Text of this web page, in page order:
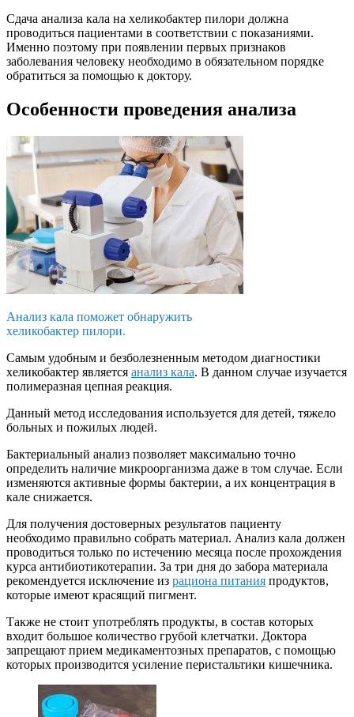
Сдача анализа кала на хеликобактер пилори должна
проводиться пациентами в соответствии с показаниями.
Именно поэтому при появлении первых признаков
заболевания человеку необходимо в обязательном порядке
обратиться за помощью к доктору.
Особенности проведения анализа
Анализ кала поможет обнаружить
хеликобактер пилори.
Самым удобным и безболезненным методом диагностики
хеликобактер является анализ кала. В данном случае изучается
полимеразная цепная реакция.
Данный метод исследования используется для детей, тяжело
больных и пожилых людей.
Бактериальный анализ позволяет максимально точно
определить наличие микроорганизма даже в том случае. Если
изменяются активные формы бактерии, а их концентрация в
кале снижается.
Для получения достоверных результатов пациенту
необходимо правильно собрать материал. Анализ кала должен
проводиться только по истечению месяца после прохождения
курса антибиотикотерапии. За три дня до забора материала
рекомендуется исключение из рациона питания продуктов,
которые имеют красящий пигмент.
Также не стоит употреблять продукты, в состав которых
входит большое количество грубой клетчатки. Доктора
запрещают прием медикаментозных препаратов, с помощью
которых производится усиление перистальтики кишечника.